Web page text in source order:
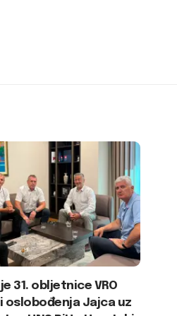
31. obljetnice VRO
oslobođenja Jajca uz